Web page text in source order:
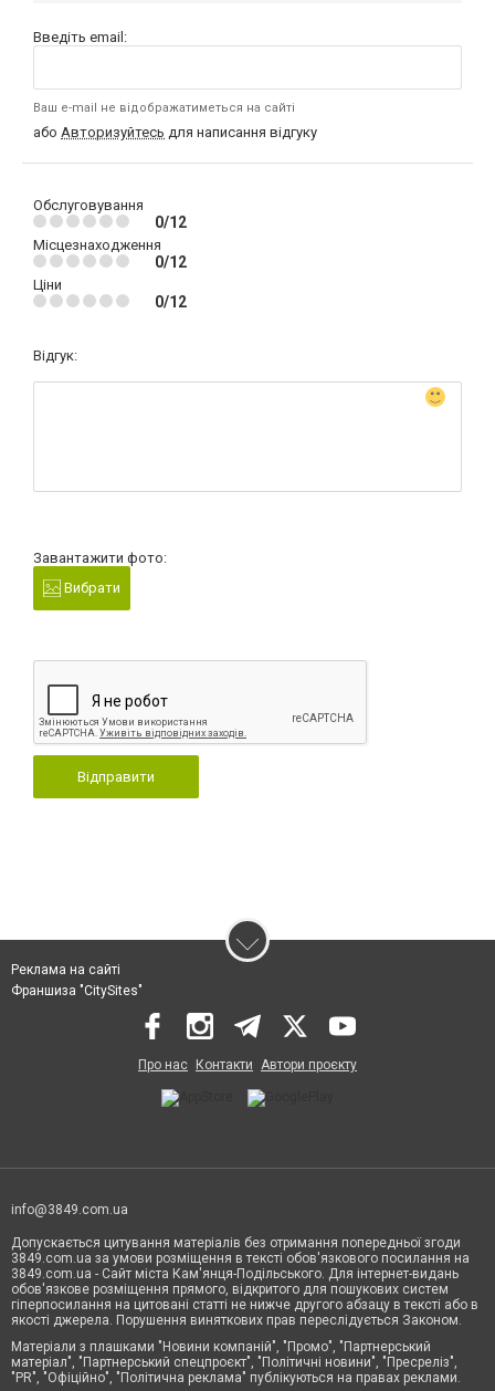
Введіть email:
Ваш e-mail не відображатиметься на сайті
або Авторизуйтесь для написання відгуку
Обслуговування
0/12
Місцезнаходження
0/12
Ціни
0/12
Відгук:
Завантажити фото:
Вибрати
Відправити
Реклама на сайті
Франшиза "CitySites"
Про нас Контакти Автори проєкту
info@3849.com.ua
Допускається цитування матеріалів без отримання попередньої згоди
3849.com.ua за умови розміщення в тексті обов'язкового посилання на
3849.com.ua - Сайт міста Кам'янця-Подільського. Для інтернет-видань
обов'язкове розміщення прямого, відкритого для пошукових систем
гіперпосилання на цитовані статті не нижче другого абзацу в тексті або в
якості джерела. Порушення виняткових прав переслідується Законом.
Матеріали з плашками "Новини компаній", "Промо", "Партнерський
матеріал", "Партнерський спецпроєкт", "Політичні новини", "Пресреліз",
"PR", "Офіційно", "Політична реклама" публікуються на правах реклами.